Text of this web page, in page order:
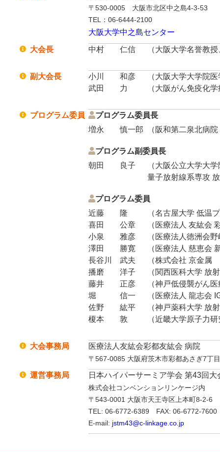
〒530-0005 大阪市北区中之島4-3-53
TEL：06-6444-2100
大阪大学中之島センター
大会長 中村 仁信 （大阪大学名誉教
副大会長 小川 和彦
（大阪大学大学院
武田 力
（大阪がん免疫化
プログラム委員
プログラム委員長
増永 慎一郎
（阪和第二泉北病
プログラム副委員長
朝田 良子
（大阪公立大学大
量子放射線系専攻
プログラム委員
近藤 隆
（名古屋大学 低温
喜田 公章
（医療法人 友紘会
小泉 雅彦
（医療法人徳洲会
澤田 勝寛
（医療法人 慈恵会
長谷川 武夫
（株式会社 京金属
播磨 洋子
（関西医科大学 放
藤井 正彦
（神戸低侵襲がん
堀 信一
（医療法人 龍志会
佐野 紘平
（神戸薬科大学 放
榎本 敦
（近畿大学原子力
大会事務局 医療法人友紘会彩都友紘会 病院
〒567-0085 大阪府茨木市彩都あさぎ7丁
運営事務局 日本ハイパーサーミア学会 第43回
株式会社コンベンションリンケージ内
〒543-0001 大阪市天王寺区上本町8-2-6
TEL: 06-6772-6389 FAX: 06-6772-7600
E-mail: jstm43@c-linkage.co.jp